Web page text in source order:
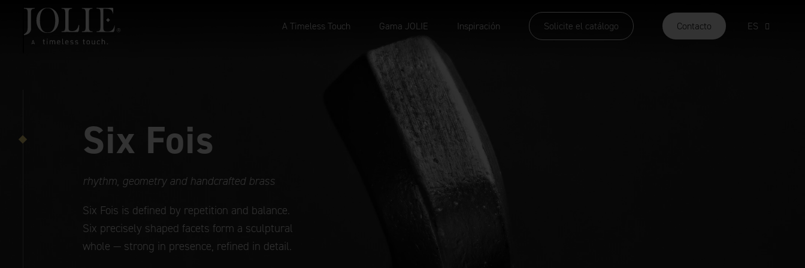
A Timeless Touch Gama JOLIE Inspiración Solicite el catálogo Contacto ES
Six Fois
rhythm, geometry and handcrafted brass
Six Fois is defined by repetition and balance.
Six precisely shaped facets form a sculptural
whole — strong in presence, refined in detail.